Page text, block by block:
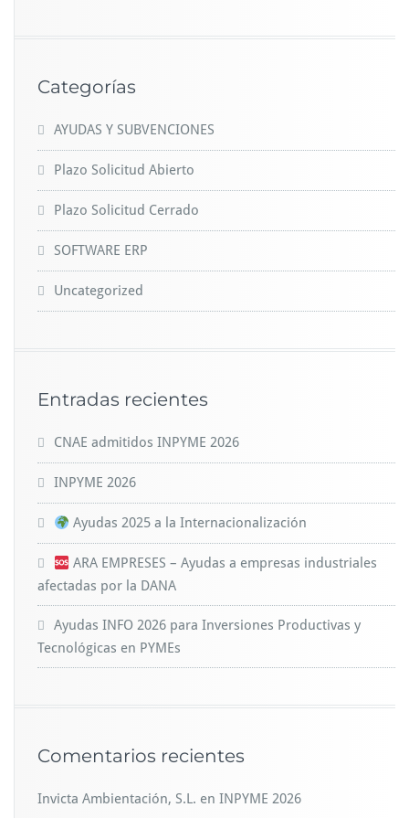
Categorías
AYUDAS Y SUBVENCIONES
Plazo Solicitud Abierto
Plazo Solicitud Cerrado
SOFTWARE ERP
Uncategorized
Entradas recientes
CNAE admitidos INPYME 2026
INPYME 2026
Ayudas 2025 a la Internacionalización
ARA EMPRESES – Ayudas a empresas industriales
afectadas por la DANA
Ayudas INFO 2026 para Inversiones Productivas y
Tecnológicas en PYMEs
Comentarios recientes
Invicta Ambientación, S.L. en INPYME 2026